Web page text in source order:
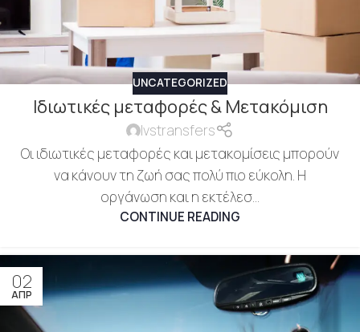
UNCATEGORIZED
Ιδιωτικές μεταφορές & Μετακόμιση
lvstransfers
Οι ιδιωτικές μεταφορές και μετακομίσεις μπορούν
να κάνουν τη ζωή σας πολύ πιο εύκολη. Η
οργάνωση και η εκτέλεσ...
CONTINUE READING
02
ΑΠΡ